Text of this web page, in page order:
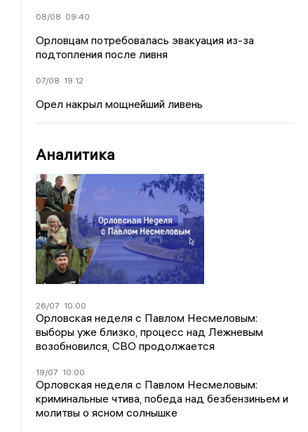
08/08 09:40
Орловцам потребовалась эвакуация из-за
подтопления после ливня
07/08 19:12
Орел накрыл мощнейший ливень
Аналитика
26/07 10:00
Орловская неделя с Павлом Несмеловым:
выборы уже близко, процесс над Лежневым
возобновился, СВО продолжается
19/07 10:00
Орловская неделя с Павлом Несмеловым:
криминальные чтива, победа над безбензиньем и
молитвы о ясном солнышке